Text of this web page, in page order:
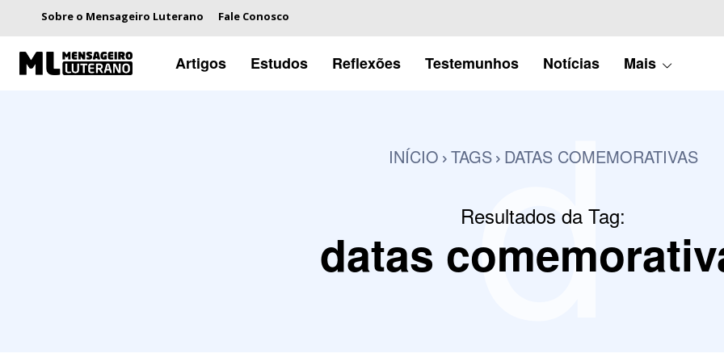
Sobre o Mensageiro Luterano Fale Conosco
Artigos Estudos Reflexões Testemunhos Notícias Mais
INÍCIO TAGS DATAS COMEMORATIVAS
Resultados da Tag:
datas d